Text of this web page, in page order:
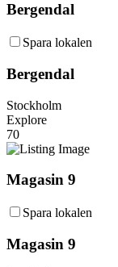
Bergendal
Spara lokalen
Bergendal
Stockholm
Explore
70
Magasin 9
Spara lokalen
Magasin 9